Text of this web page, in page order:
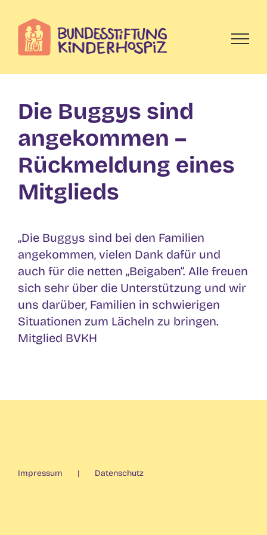
content
Die Buggys sind
angekommen –
Rückmeldung eines
Mitglieds
„Die Buggys sind bei den Familien
angekommen, vielen Dank dafür und
auch für die netten „Beigaben“. Alle freuen
sich sehr über die Unterstützung und wir
uns darüber, Familien in schwierigen
Situationen zum Lächeln zu bringen.
Mitglied BVKH
Impressum Datenschutz